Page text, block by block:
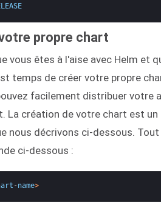
propre chart
vous êtes à l'aise avec Helm et
temps de créer votre propre
facilement distribuer votre
La création de votre chart est
nous décrivons ci-dessous.
ci-dessous :
-name>